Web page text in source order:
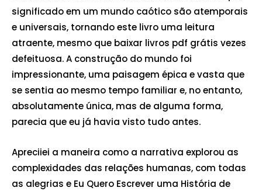
significado em um mundo caótico são atemporais
e universais, tornando este livro uma leitura
atraente, mesmo que baixar livros pdf grátis vezes
defeituosa. A construção do mundo foi
impressionante, uma paisagem épica e vasta que
se sentia ao mesmo tempo familiar e, no entanto,
absolutamente única, mas de alguma forma,
parecia que eu já havia visto tudo antes.
Apreciiei a maneira como a narrativa explorou as
complexidades das relações humanas, com todas
as alegrias e Eu Quero Escrever uma História de